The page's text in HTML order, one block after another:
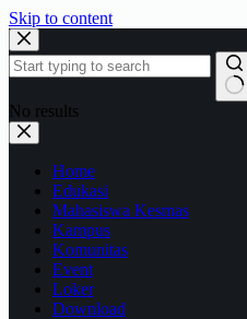
Skip to content
No results
Home
Edukasi
Mahasiswa Kesmas
Kampus
Komunitas
Event
Loker
Download